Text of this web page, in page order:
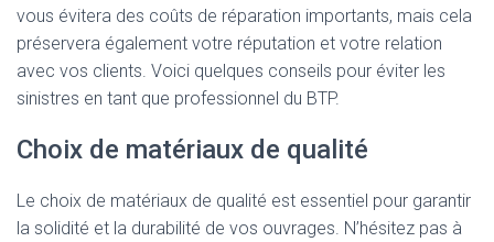
vous évitera des coûts de réparation importants, mais cela
préservera également votre réputation et votre relation
avec vos clients. Voici quelques conseils pour éviter les
sinistres en tant que professionnel du BTP.
Choix de matériaux de qualité
Le choix de matériaux de qualité est essentiel pour garantir
la solidité et la durabilité de vos ouvrages. N’hésitez pas à